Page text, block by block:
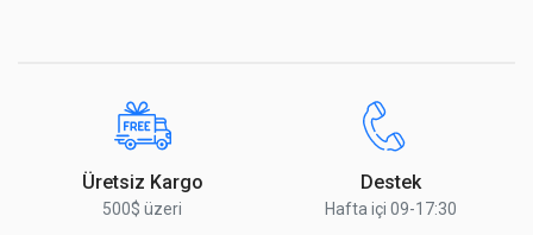
Üretsiz Kargo
500$ üzeri
Destek
Hafta içi 09-17:30